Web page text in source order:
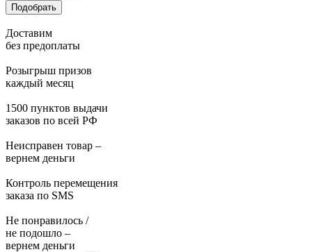
Подобрать
Доставим
без предоплаты
Розыгрыш призов
каждый месяц
1500 пунктов выдачи
заказов по всей РФ
Неисправен товар –
вернем деньги
Контроль перемещения
заказа по SMS
Не понравилось /
не подошло –
вернем деньги